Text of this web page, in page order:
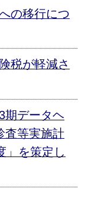
の移行につ
税が軽減さ
期データヘ
等実施計
を策定し